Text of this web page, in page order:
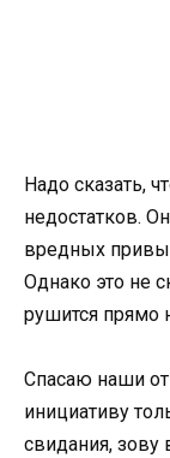
Надо сказать,
недостатков.
вредных
Однако это не
рушится прямо
Спасаю наши
инициативу
свидания, зову